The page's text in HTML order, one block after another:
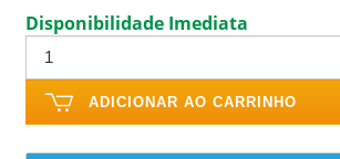
Disponibilidade Imediata
ADICIONAR AO CARRINHO